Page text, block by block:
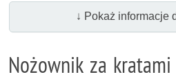
↓ Pokaż informacje
Nożownik za kratami